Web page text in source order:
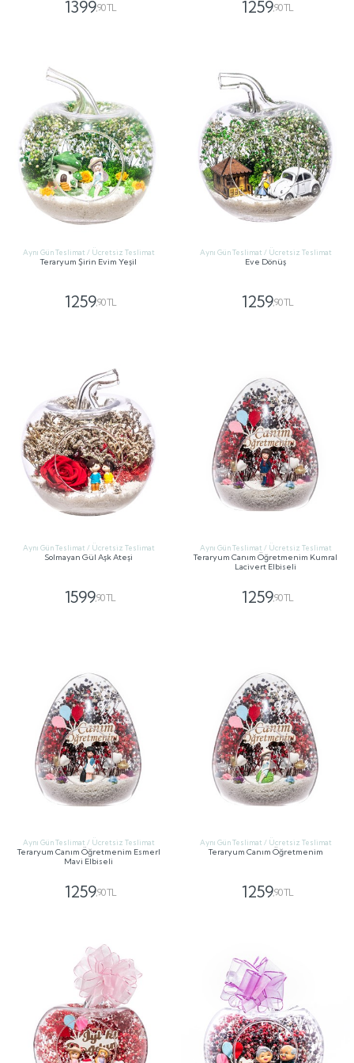
1399,90 TL 1259,90 TL
Aynı Gün Teslimat / Ücretsiz Teslimat
Teraryum Şirin Evim Yeşil
1259,90 TL
Aynı Gün Teslimat / Ücretsiz Teslimat
Eve Dönüş
1259,90 TL
Aynı Gün Teslimat / Ücretsiz Teslimat
Solmayan Gül Aşk Ateşi
1599,90 TL
Aynı Gün Teslimat / Ücretsiz Teslimat
Teraryum Canım Öğretmenim Kumral
Lacivert Elbiseli
1259,90 TL
Aynı Gün Teslimat / Ücretsiz Teslimat
Teraryum Canım Öğretmenim Esmerl
Mavi Elbiseli
1259,90 TL
Aynı Gün Teslimat / Ücretsiz Teslimat
Teraryum Canım Öğretmenim
1259,90 TL